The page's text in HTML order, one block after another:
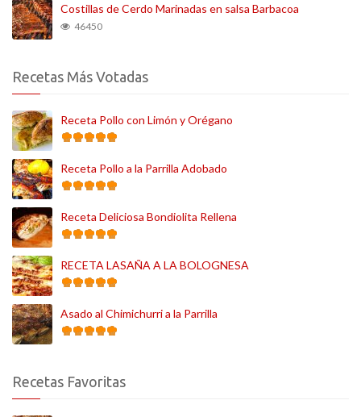
Costillas de Cerdo Marinadas en salsa Barbacoa
46450
Recetas Más Votadas
Receta Pollo con Limón y Orégano
Receta Pollo a la Parrilla Adobado
Receta Deliciosa Bondiolita Rellena
RECETA LASAÑA A LA BOLOGNESA
Asado al Chimichurri a la Parrilla
Recetas Favoritas